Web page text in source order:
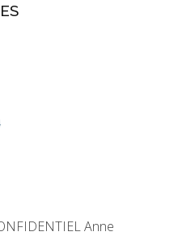
Anne